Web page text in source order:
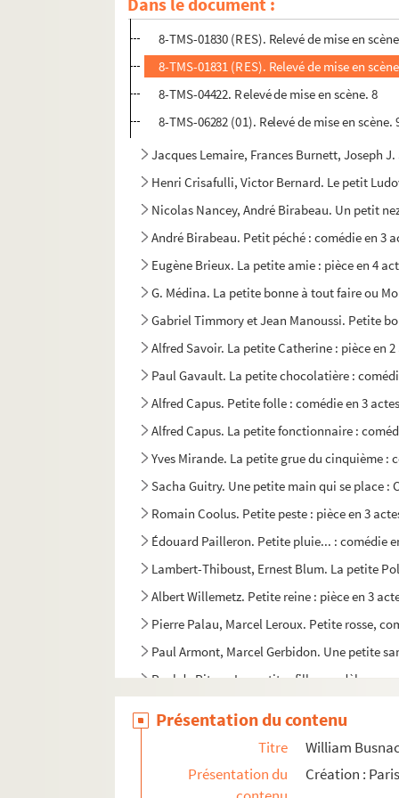
4-TMS-02264 (RES). Relevé de mise en
8-TMS-01830 (RES). Relevé de mise en
8-TMS-01831 (RES). Relevé de mise en
8-TMS-04422. Relevé de mise en scène. 8
8-TMS-06282 (01). Relevé de mise en scène.
Jacques Lemaire, Frances Burnett, Joseph
Henri Crisafulli, Victor Bernard. Le petit
Nicolas Nancey, André Birabeau. Un petit
André Birabeau. Petit péché : comédie en 3
Eugène Brieux. La petite amie : pièce en 4
G. Médina. La petite bonne à tout faire ou
Gabriel Timmory et Jean Manoussi. Petite
Alfred Savoir. La petite Catherine : pièce en
Paul Gavault. La petite chocolatière :
Alfred Capus. Petite folle : comédie en 3
Alfred Capus. La petite fonctionnaire :
Yves Mirande. La petite grue du cinquième :
Sacha Guitry. Une petite main qui se place :
Romain Coolus. Petite peste : pièce en 3
Édouard Pailleron. Petite pluie... : comédie
Lambert-Thiboust, Ernest Blum. La petite
Albert Willemetz. Petite reine : pièce en 3
Pierre Palau, Marcel Leroux. Petite rosse,
Paul Armont, Marcel Gerbidon. Une petite
Paul de Pitray. Les petites filles modèles :
Lucien Népoty. Les petits : pièce en 3 actes.
Présentation du contenu
Titre
William
Présentation du
Création :